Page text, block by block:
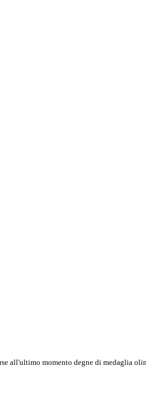
all'ultimo momento degne di medaglia